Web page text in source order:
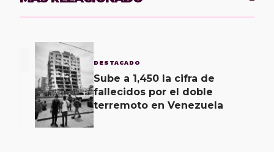
DESTACADO
Sube a 1,450 la cifra de
fallecidos por el doble
terremoto en Venezuela